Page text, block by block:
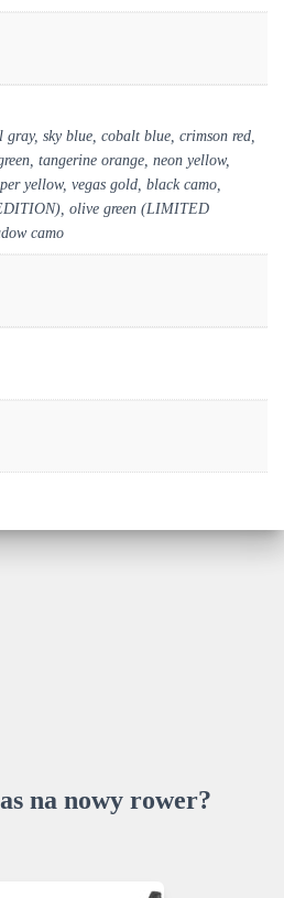
sky blue, cobalt blue, crimson red,
tangerine orange, neon yellow,
yellow, vegas gold, black camo,
olive green (LIMITED
camo
na nowy rower?